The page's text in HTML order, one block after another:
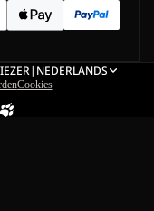
| NEDERLANDS
Cookies